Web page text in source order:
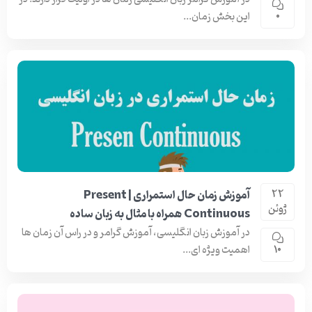
0
این بخش زمان...
22
ژوئن
10
آموزش زمان حال استمراری | Present
Continuous همراه با مثال به زبان ساده
در آموزش زبان انگلیسی، آموزش گرامر و در راس آن زمان ها
اهمیت ویژه ای...